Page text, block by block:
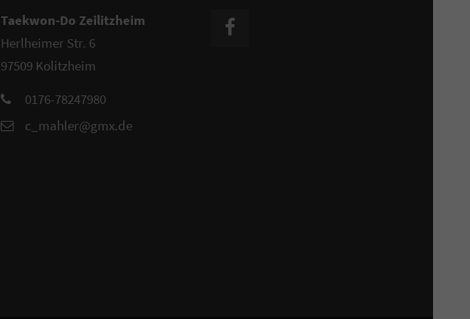
Taekwon-Do Zeilitzheim
Herlheimer Str. 6
97509 Kolitzheim
0176-78247980
c_mahler@gmx.de